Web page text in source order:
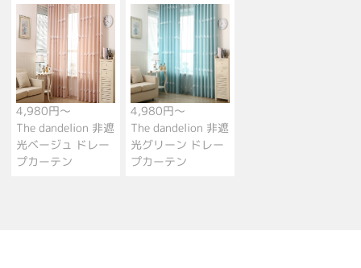
4,980円～
The dandelion 非遮
光ベージュ ドレー
プカーテン
4,980円～
The dandelion 非遮
光グリーン ドレー
プカーテン